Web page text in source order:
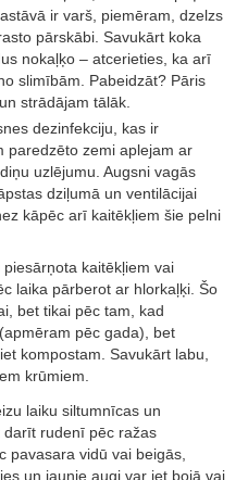
ir varš, piemēram, dzelzs
pārskābi. Savukārt koka
nokaļķo – atcerieties, ka arī
slimībām. Pabeidzāt? Pāris
strādājam tālāk.
dezinfekciju, kas ir
paredzēto zemi aplejam ar
uzlējumu. Augsni vagās
dziļumā un ventilācijai
kāpēc arī kaitēkļiem šie pelni
kaitēkļiem vai
laika pārberot ar hlorkaļķi. Šo
bet tikai pēc tam, kad
pēc gada), bet
kompostam. Savukārt labu,
krūmiem.
laiku siltumnīcas un
darīt rudenī pēc ražas
pavasara vidū vai beigās,
un jaunie augi var iet bojā vai